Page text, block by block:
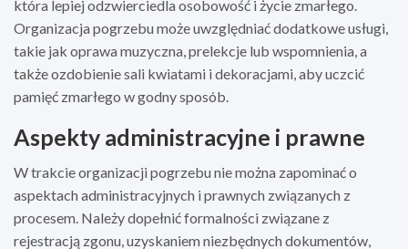
która lepiej odzwierciedla osobowość i życie zmarłego.
Organizacja pogrzebu może uwzględniać dodatkowe usługi,
takie jak oprawa muzyczna, prelekcje lub wspomnienia, a
także ozdobienie sali kwiatami i dekoracjami, aby uczcić
pamięć zmarłego w godny sposób.
Aspekty administracyjne i prawne
W trakcie organizacji pogrzebu nie można zapominać o
aspektach administracyjnych i prawnych związanych z
procesem. Należy dopełnić formalności związane z
rejestracją zgonu, uzyskaniem niezbędnych dokumentów,